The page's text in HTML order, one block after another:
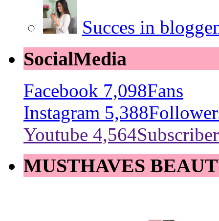
Succes in
SocialMedia
Facebook 7,098Fans
Instagram 5,388
Youtube 4,564Subscriber
MUSTHAVES